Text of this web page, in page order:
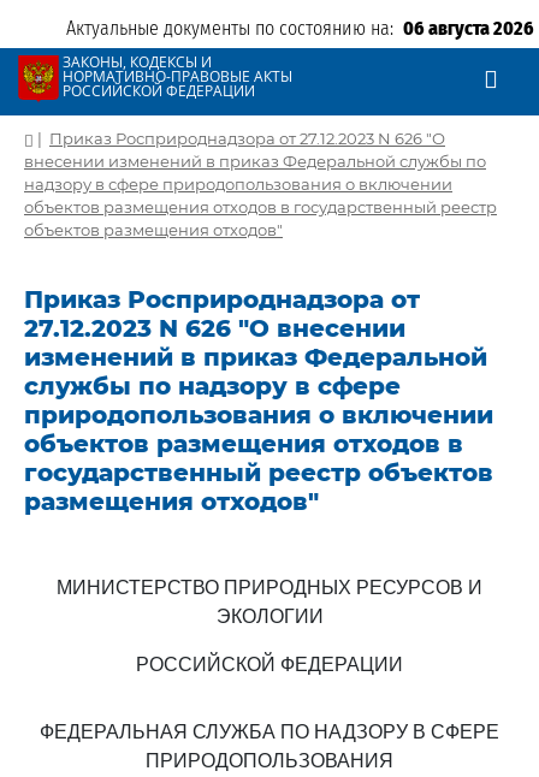
Актуальные документы по состоянию на: 06 августа 2026
ЗАКОНЫ, КОДЕКСЫ И
НОРМАТИВНО-ПРАВОВЫЕ АКТЫ
РОССИЙСКОЙ ФЕДЕРАЦИИ
| Приказ Росприроднадзора от 27.12.2023 N 626 "О
внесении изменений в приказ Федеральной службы по
надзору в сфере природопользования о включении
объектов размещения отходов в государственный реестр
объектов размещения отходов"
Приказ Росприроднадзора от
27.12.2023 N 626 "О внесении
изменений в приказ Федеральной
службы по надзору в сфере
природопользования о включении
объектов размещения отходов в
государственный реестр объектов
размещения отходов"
МИНИСТЕРСТВО ПРИРОДНЫХ РЕСУРСОВ И
ЭКОЛОГИИ
РОССИЙСКОЙ ФЕДЕРАЦИИ
ФЕДЕРАЛЬНАЯ СЛУЖБА ПО НАДЗОРУ В СФЕРЕ
ПРИРОДОПОЛЬЗОВАНИЯ